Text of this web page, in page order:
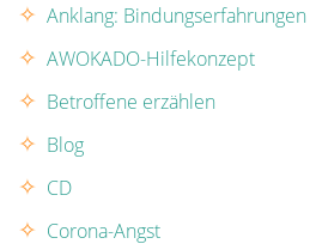
Anklang: Bindungserfahrungen
AWOKADO-Hilfekonzept
Betroffene erzählen
Blog
CD
Corona-Angst